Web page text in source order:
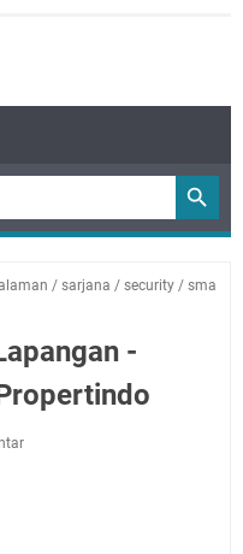
/ sarjana / security / sma
-